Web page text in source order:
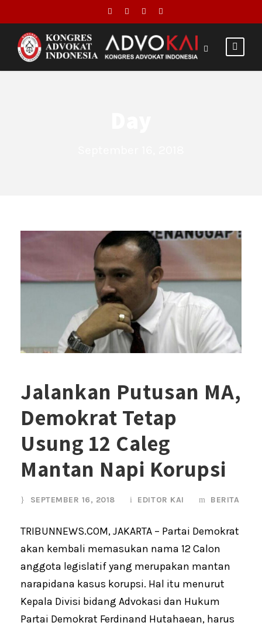
Jalankan Putusan MA,
Demokrat Tetap
Usung 12 Caleg
Mantan Napi Korupsi
SEPTEMBER 16, 2018 EDITOR KAI BERITA
TRIBUNNEWS.COM, JAKARTA – Partai Demokrat
akan kembali memasukan nama 12 Calon
anggota legislatif yang merupakan mantan
narapidana kasus korupsi. Hal itu menurut
Kepala Divisi bidang Advokasi dan Hukum
Partai Demokrat Ferdinand Hutahaean, harus